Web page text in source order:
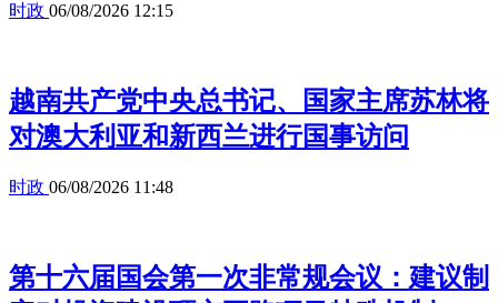
时政 06/08/2026 12:15
越南共产党中央总书记、国家主席苏林将
对澳大利亚和新西兰进行国事访问
时政 06/08/2026 11:48
第十六届国会第一次非常规会议：建议制